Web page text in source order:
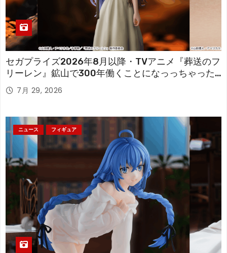
セガプライズ2026年8月以降・TVアニメ『葬送のフ
リーレン』鉱山で300年働くことになっっちゃった
「フリーレン」を立体化！
7月 29, 2026
ニュース フィギュア